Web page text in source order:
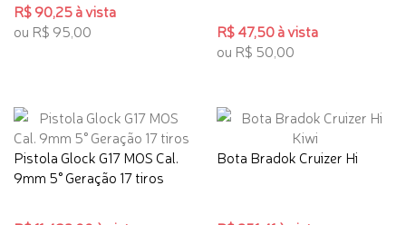
R$ 90,25 à vista
ou R$ 95,00
R$ 47,50 à vista
ou R$ 50,00
Pistola Glock G17 MOS Cal.
9mm 5° Geração 17 tiros
Bota Bradok Cruizer Hi